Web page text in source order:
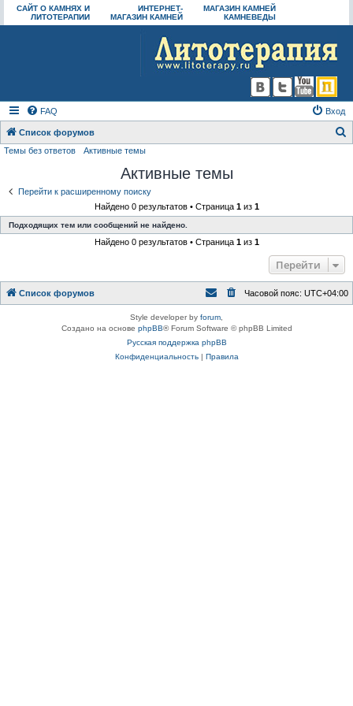
САЙТ О КАМНЯХ И
ЛИТОТЕРАПИИ
ИНТЕРНЕТ-
МАГАЗИН КАМНЕЙ
МАГАЗИН КАМНЕЙ
КАМНЕВЕДЫ
FAQ Вход
Список форумов
Темы без ответов Активные темы
Активные темы
Перейти к расширенному поиску
Найдено 0 результатов • Страница 1из 1
Подходящих тем или сообщений не найдено.
Найдено 0 результатов • Страница 1из 1
Перейти
Список форумов Часовой пояс: UTC+04:00
Style developer by forum
Создано на основе phpBB® Forum Software © phpBB Limited
Русская поддержка phpBB
Конфиденциальность| Правила